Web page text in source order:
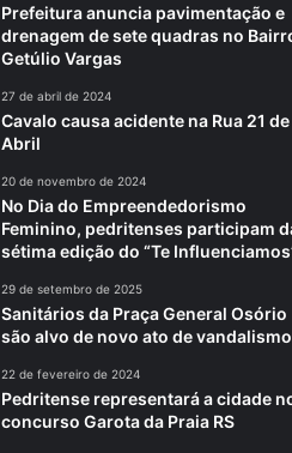
Prefeitura anuncia pavimentação e
drenagem de sete quadras no
Getúlio Vargas
27 de abril de 2024
Cavalo causa acidente na Rua 21 de
Abril
20 de novembro de 2024
No Dia do Empreendedorismo
Feminino, pedritenses participam
sétima edição do “Te
29 de setembro de 2025
Sanitários da Praça General Osório
são alvo de novo ato de vandalismo
22 de fevereiro de 2024
Pedritense representará a cidade
concurso Garota da Praia RS